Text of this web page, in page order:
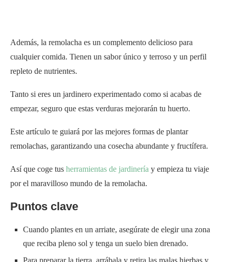
Además, la remolacha es un complemento delicioso para
cualquier comida. Tienen un sabor único y terroso y un perfil
repleto de nutrientes.
Tanto si eres un jardinero experimentado como si acabas de
empezar, seguro que estas verduras mejorarán tu huerto.
Este artículo te guiará por las mejores formas de plantar
remolachas, garantizando una cosecha abundante y fructífera.
Así que coge tus herramientas de jardinería y empieza tu viaje
por el maravilloso mundo de la remolacha.
Puntos clave
Cuando plantes en un arriate, asegúrate de elegir una zona
que reciba pleno sol y tenga un suelo bien drenado.
Para preparar la tierra, arrábala y retira las malas hierbas y